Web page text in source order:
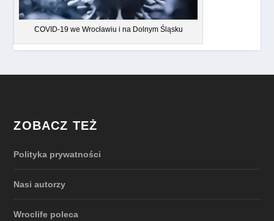
COVID-19 we Wrocławiu i na Dolnym Śląsku
ZOBACZ TEŻ
Polityka prywatności
Nasi autorzy
Wroclife poleca